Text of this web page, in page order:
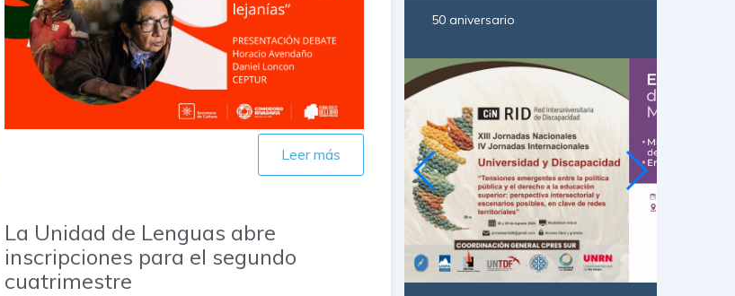
Leer más
La Unidad de Lenguas abre
inscripciones para el segundo
cuatrimestre
50 aniversario